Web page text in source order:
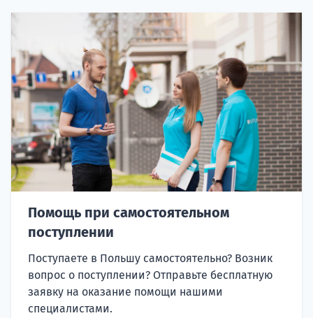
Помощь при самостоятельном
поступлении
Поступаете в Польшу самостоятельно? Возник
вопрос о поступлении? Отправьте бесплатную
заявку на оказание помощи нашими
специалистами.